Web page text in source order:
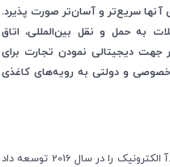
سریعتر و آسان‌تر صورت پذیرد.
به حمل‌ و نقل بین‌المللی، اتاق
دیجیتالی نمودن تجارت برای
و دولتی به رویههای کاغذی
المللی، ایده کارنه آ.ت.آ الکترونیک را در سال 2016 توسعه داد